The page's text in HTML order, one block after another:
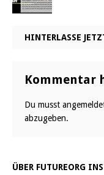
HINTERLASSE
Kommentar
Du musst
abzugeben.
ÜBER FUTUREORG